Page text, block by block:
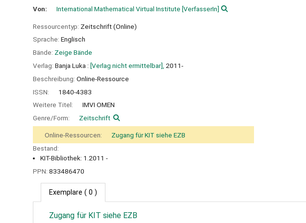
Von: International Mathematical Virtual Institute [VerfasserIn]
Ressourcentyp: Zeitschrift (Online)
Sprache: Englisch
Bände: Zeige Bände
Verlag: Banja Luka : [Verlag nicht ermittelbar], 2011-
Beschreibung: Online-Ressource
ISSN:
1840-4383
Weitere Titel:
IMVI OMEN
Genre/Form:
Zeitschrift
Online-Ressourcen:
Zugang für KIT siehe EZB
Bestand:
KIT-Bibliothek: 1.2011 -
PPN: 833486470
Exemplare ( 0 )
Zugang für KIT siehe EZB